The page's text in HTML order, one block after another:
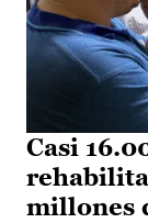
Casi
millones